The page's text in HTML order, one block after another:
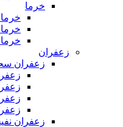
خرما
خرما
زعفران
زعفران
زعفران